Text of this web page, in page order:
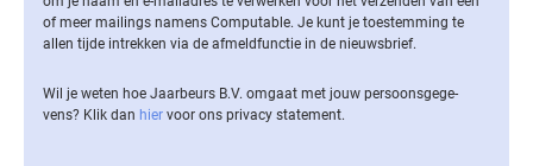
of meer mailings namens Computable. Je kunt je toestemming te
allen tijde intrekken via de af­meld­func­tie in de nieuwsbrief.
Wil je weten hoe Jaarbeurs B.V. omgaat met jouw per­soons­ge­ge­
vens? Klik dan hier voor ons privacy statement.